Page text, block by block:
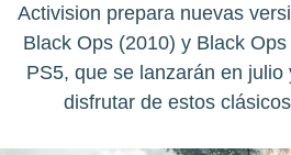
Activision prepara nuevas
Black Ops (2010) y Black
PS5, que se lanzarán en
disfrutar de estos